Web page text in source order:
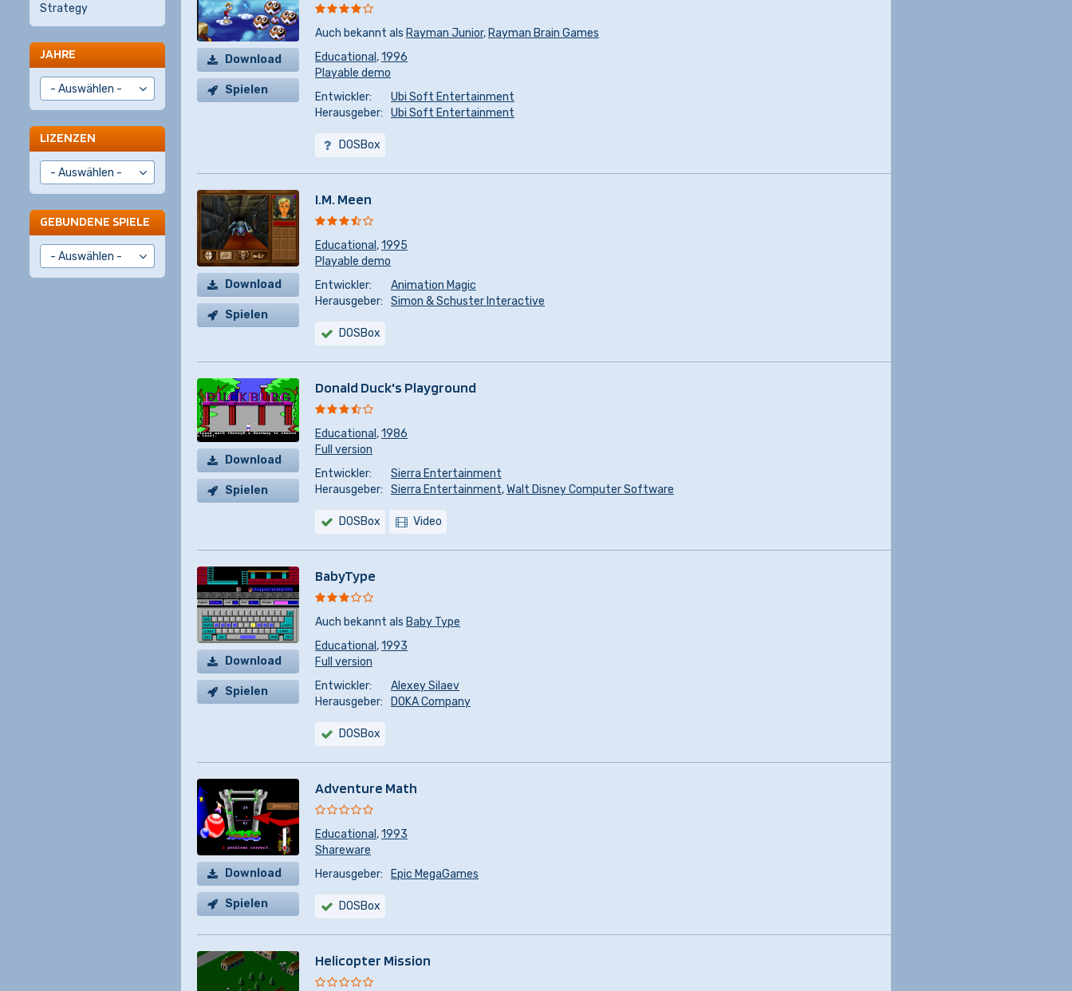
Download
Spielen
Auch bekannt als Rayman Junior, Rayman Brain Games
Educational ,1996
Playable demo
Entwickler:
Ubi Soft Entertainment
Herausgeber:
Ubi Soft Entertainment
DOSBox
Download
Spielen
I.M. Meen
Educational ,1995
Playable demo
Entwickler:
Animation Magic
Herausgeber:
Simon & Schuster Interactive
DOSBox
Download
Spielen
Donald Duck's Playground
Educational ,1986
Full version
Entwickler:
Sierra Entertainment
Herausgeber:
Sierra Entertainment,Walt Disney Computer Software
DOSBox Video
Download
Spielen
BabyType
Auch bekannt als Baby Type
Educational ,1993
Full version
Entwickler:
Alexey Silaev
Herausgeber:
DOKA Company
DOSBox
Download
Spielen
Adventure Math
Educational ,1993
Shareware
Herausgeber:
Epic MegaGames
DOSBox
Helicopter Mission
Strategy
JAHRE
LIZENZEN
GEBUNDENE SPIELE